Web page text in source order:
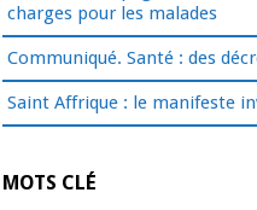
charges pour les malades
Communiqué. Santé : des
Saint Affrique : le manifeste
MOTS CLÉ